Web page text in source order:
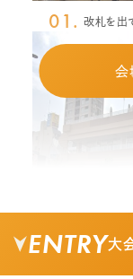
01. 改札を出
02. 南口を出
会
ENTRY大